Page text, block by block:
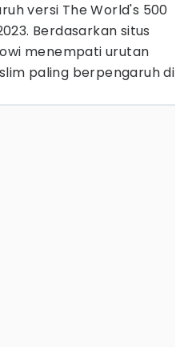
versi The World's 500
Berdasarkan situs
menempati urutan
paling berpengaruh di